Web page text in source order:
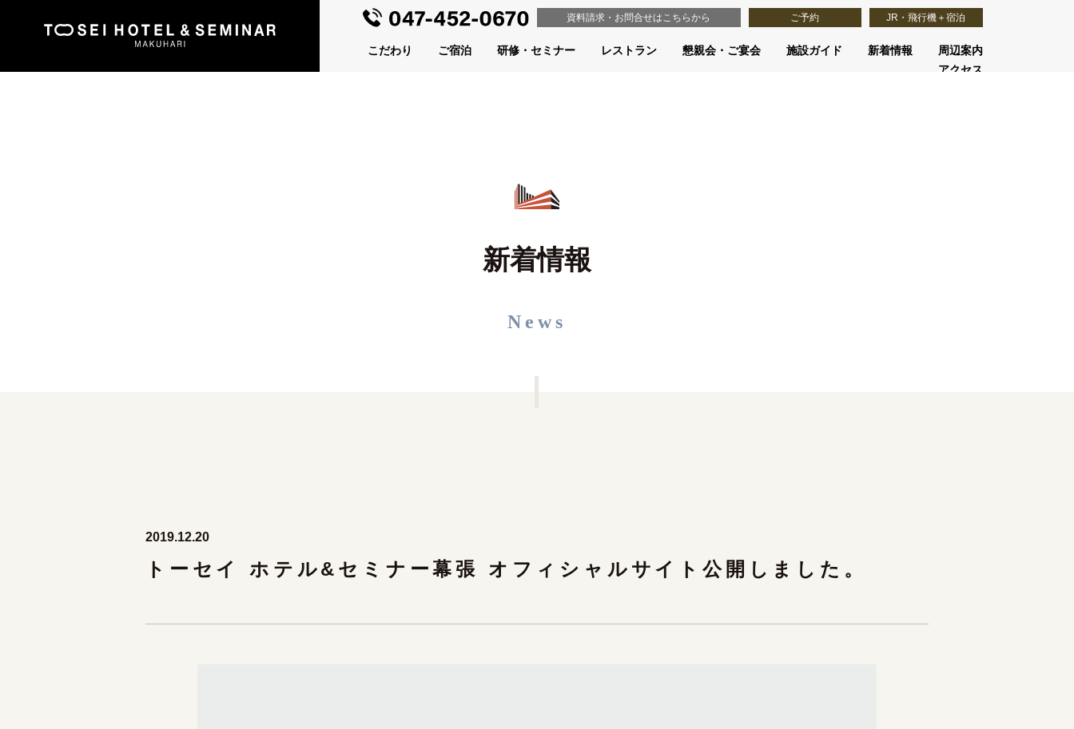
資料請求・ お問合せはこちらから ご予約 JR・飛行機＋宿泊
こだわり ご宿泊 研修・セミナー レストラン 懇親会・ご宴会 施設ガイド 新着情報
周辺案内
アクセス
新着情報
News
2019.12.20
トーセイ ホテル&セミナー幕張 オフィシャルサイト公開しました。